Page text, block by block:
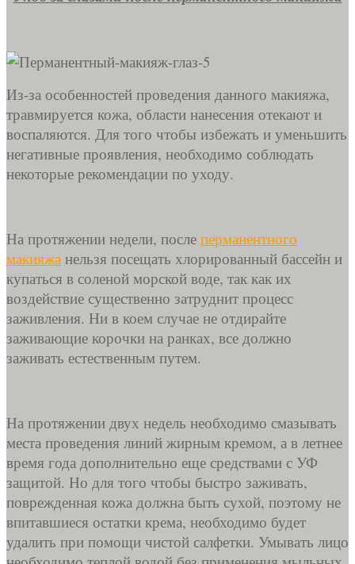
Из-за особенностей проведения данного макияжа,
травмируется кожа, области нанесения отекают и
воспаляются. Для того чтобы избежать и уменьшить
негативные проявления, необходимо соблюдать
некоторые рекомендации по уходу.
На протяжении недели, после перманентного
макияжа нельзя посещать хлорированный бассейн и
купаться в соленой морской воде, так как их
воздействие существенно затруднит процесс
заживления. Ни в коем случае не отдирайте
заживающие корочки на ранках, все должно
заживать естественным путем.
На протяжении двух недель необходимо смазывать
места проведения линий жирным кремом, а в летнее
время года дополнительно еще средствами с УФ
защитой. Но для того чтобы быстро заживать,
поврежденная кожа должна быть сухой, поэтому не
впитавшиеся остатки крема, необходимо будет
удалить при помощи чистой салфетки. Умывать лицо